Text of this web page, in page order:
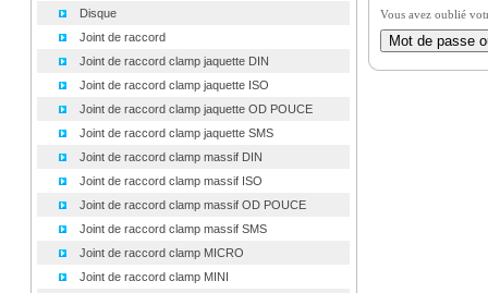
Disque
Joint de raccord
Joint de raccord clamp jaquette DIN
Joint de raccord clamp jaquette ISO
Joint de raccord clamp jaquette OD POUCE
Joint de raccord clamp jaquette SMS
Joint de raccord clamp massif DIN
Joint de raccord clamp massif ISO
Joint de raccord clamp massif OD POUCE
Joint de raccord clamp massif SMS
Joint de raccord clamp MICRO
Joint de raccord clamp MINI
Vous avez oublié